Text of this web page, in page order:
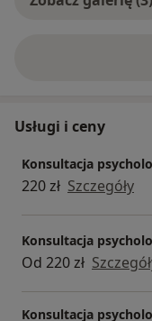
Usługi i ceny
Konsultacja
220 zł Szczegóły
Konsultacja
Od 220 zł
Konsultacja